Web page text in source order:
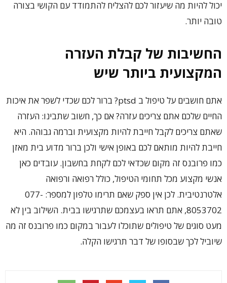
יכול להיות מה שיעזור לכם להצליח להתמודד עם הקושי בצורה
טובה יותר.
החשיבות של קבלת העזרה
המקצועית ביותר שיש
אתם חושבים על טיפול ב ptsd? ברור לכם שכדי לשפר את איכות
החיים שלכם אתם צריכים עזרה? אם כך, חשוב שתבינו: העזרה
שאתם צריכים לקבל חייבת להיות מקצועית וברמה גבוהה. היא
חייבת להיות מותאם לכם באופן אישי ולכן ברור מדוע בית מאזן
כמו פרובנס זה מקום שכדאי לכם לקחת בחשבון. עובדים כאן
אנשי מקצוע מכל תחומי הטיפול, כולל רפואה ורפואה
אלטרנטיבית. לכן אין ספק שאם תרימו טלפון למספר: 077-
8053702, אתם תראו בעצמכם שתרגישו בבית. השילוב בין לא
מעט סוגים של טיפולים שתוכלו לעבור במקום כמו פרובנס זה מה
שיוביל לכך שבסופו של דבר תרגישו הקלה.